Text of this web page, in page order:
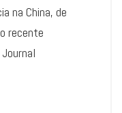
na China, de
recente